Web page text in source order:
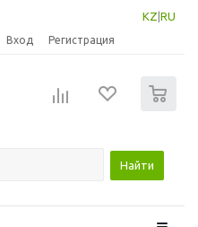
KZ RU
Вход Регистрация
Найти